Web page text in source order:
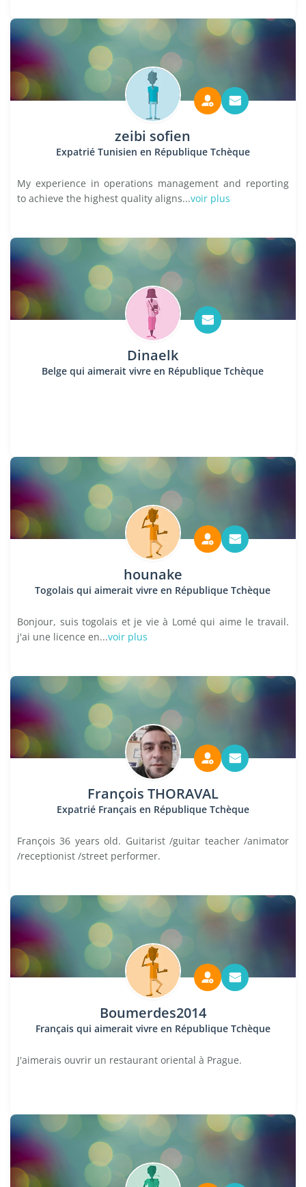
zeibi sofien
Expatrié Tunisien en République Tchèque
My experience in operations management and reporting
to achieve the highest quality aligns...voir plus
Dinaelk
Belge qui aimerait vivre en République Tchèque
hounake
Togolais qui aimerait vivre en République Tchèque
Bonjour, suis togolais et je vie à Lomé qui aime le travail.
j'ai une licence en...voir plus
François THORAVAL
Expatrié Français en République Tchèque
François 36 years old. Guitarist /guitar teacher /animator
/receptionist /street performer.
Boumerdes2014
Français qui aimerait vivre en République Tchèque
J'aimerais ouvrir un restaurant oriental à Prague.